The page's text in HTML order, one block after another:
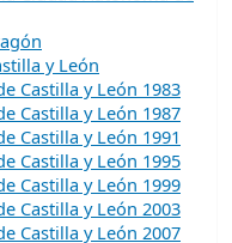
y León
Castilla y León 1983
Castilla y León 1987
Castilla y León 1991
Castilla y León 1995
Castilla y León 1999
Castilla y León 2003
Castilla y León 2007